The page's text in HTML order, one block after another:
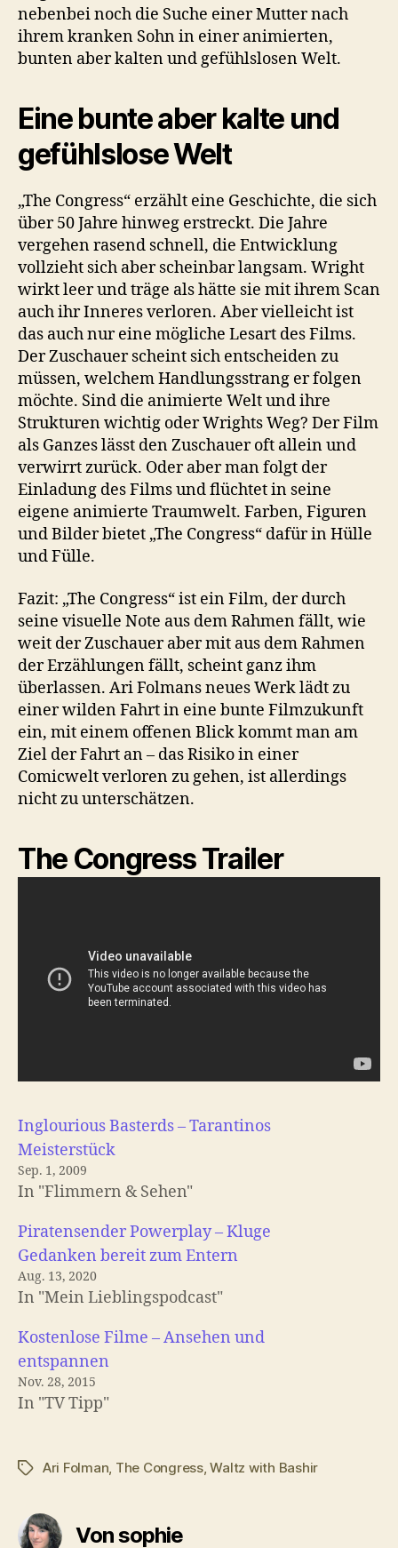
nebenbei noch die Suche einer Mutter nach
ihrem kranken Sohn in einer animierten,
bunten aber kalten und gefühlslosen Welt.
Eine bunte aber kalte und
gefühlslose Welt
„The Congress“ erzählt eine Geschichte, die sich
über 50 Jahre hinweg erstreckt. Die Jahre
vergehen rasend schnell, die Entwicklung
vollzieht sich aber scheinbar langsam. Wright
wirkt leer und träge als hätte sie mit ihrem Scan
auch ihr Inneres verloren. Aber vielleicht ist
das auch nur eine mögliche Lesart des Films.
Der Zuschauer scheint sich entscheiden zu
müssen, welchem Handlungsstrang er folgen
möchte. Sind die animierte Welt und ihre
Strukturen wichtig oder Wrights Weg? Der Film
als Ganzes lässt den Zuschauer oft allein und
verwirrt zurück. Oder aber man folgt der
Einladung des Films und flüchtet in seine
eigene animierte Traumwelt. Farben, Figuren
und Bilder bietet „The Congress“ dafür in Hülle
und Fülle.
Fazit: „The Congress“ ist ein Film, der durch
seine visuelle Note aus dem Rahmen fällt, wie
weit der Zuschauer aber mit aus dem Rahmen
der Erzählungen fällt, scheint ganz ihm
überlassen. Ari Folmans neues Werk lädt zu
einer wilden Fahrt in eine bunte Filmzukunft
ein, mit einem offenen Blick kommt man am
Ziel der Fahrt an – das Risiko in einer
Comicwelt verloren zu gehen, ist allerdings
nicht zu unterschätzen.
The Congress Trailer
Inglourious Basterds – Tarantinos
Meisterstück
Sep. 1, 2009
In "Flimmern & Sehen"
Piratensender Powerplay – Kluge
Gedanken bereit zum Entern
Aug. 13, 2020
In "Mein Lieblingspodcast"
Kostenlose Filme – Ansehen und
entspannen
Nov. 28, 2015
In "TV Tipp"
Schlagwörter
Ari Folman, The Congress,Waltz with Bashir
Von sophie